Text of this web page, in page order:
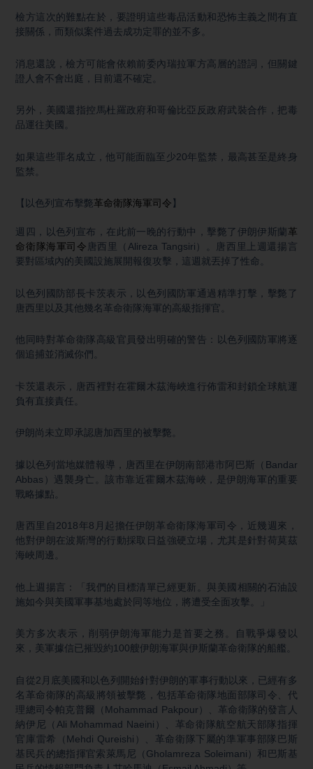
檢方這次的難點在於，要證明這些毒品活動和恐怖主義之間有直
接關係，而類似案件過去成功定罪的並不多。
消息還說，檢方可能會依賴前委內瑞拉軍方高層的證詞，但關鍵
證人會不會出庭，目前還不確定。
另外，美國還指控馬杜羅政府和哥倫比亞反政府武裝合作，把毒
品運往美國。
如果這些罪名成立，他可能面臨至少20年監禁，最高甚至是終身
監禁。
【以色列宣布擊斃革命衛隊海軍司令】
週四，以色列宣布，在此前一晚的行動中，擊斃了伊朗伊斯蘭 革
命衛隊海軍司令 唐西里（Alireza Tangsiri）。唐西里上週還揚言
要對區域內的美國設施展開報復攻擊，這週就丟掉了性命。
以色列國防部長卡茨表示，以色列國防軍通過精準打擊，擊斃了
唐西里以及其他幾名革命衛隊海軍的高級指揮官。
他同時對革命衛隊高級官員發出明確的警告：以色列國防軍將逐
個追捕並消滅你們。
卡茨還表示，唐西裡對在霍爾木茲海峽進行佈雷和封鎖全球航運
負有直接責任。
伊朗尚未立即承認唐加西里的被擊斃。
據以色列當地媒體報導，唐西里在伊朗南部港市阿巴斯（Bandar
Abbas）遇襲身亡。該市靠近霍爾木茲海峽，是伊朗海軍的重要
戰略據點。
唐西里自2018年8月起擔任伊朗革命衛隊海軍司令，近幾週來，
他對伊朗在波斯灣的行動採取日益強硬立場，尤其是針對荷莫茲
海峽周邊。
他上週揚言：「我們的目標清單已經更新。與美國相關的石油設
施如今與美國軍事基地處於同等地位，將遭受全面攻擊。」
美方多次表示，削弱伊朗海軍能力是首要之務。自戰爭爆發以
來，美軍據信已摧毀約100艘伊朗海軍與伊斯蘭革命衛隊的船艦。
自從2月底美國和以色列開始針對伊朗的軍事行動以來，已經有多
名革命衛隊的高級將領被擊斃，包括革命衛隊地面部隊司令、代
理總司令帕克普爾（Mohammad Pakpour）、革命衛隊的發言人
納伊尼（Ali Mohammad Naeini）、革命衛隊航空航天部隊指揮
官庫雷希（Mehdi Qureishi）、革命衛隊下屬的準軍事部隊巴斯
基民兵的總指揮官索萊馬尼（Gholamreza Soleimani）和巴斯基